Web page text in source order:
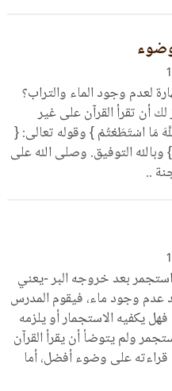
لعدم وجود الماء والتراب؟
أن تقرأ القرآن على غير
مَا اسْتَطَعْتُمْ } وقوله تعالى: {
التوفيق. وصلى الله على
..
بعد خروجه البر -يعني
وجود ماء، فيقوم المدرس
يكفيه الاستجمار أو يلزمه
ولم يتوضأ أن يقرأ القرآن
قراءته على وضوء أفضل، أما